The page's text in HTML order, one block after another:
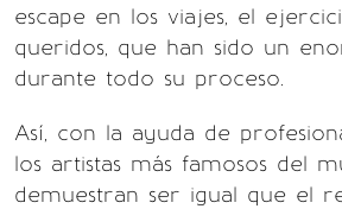
escape en los viajes, el
queridos, que han sido un
durante todo su proceso.
Así, con la ayuda de
los artistas más famosos del
demuestran ser igual que el